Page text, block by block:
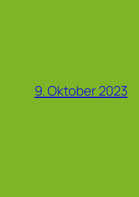
9. Oktober 2023